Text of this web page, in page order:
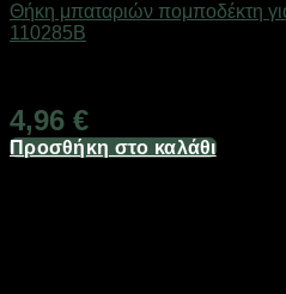
Θήκη μπαταριών πομποδέκτη
110285B
4,96 €
Προσθήκη στο καλάθι